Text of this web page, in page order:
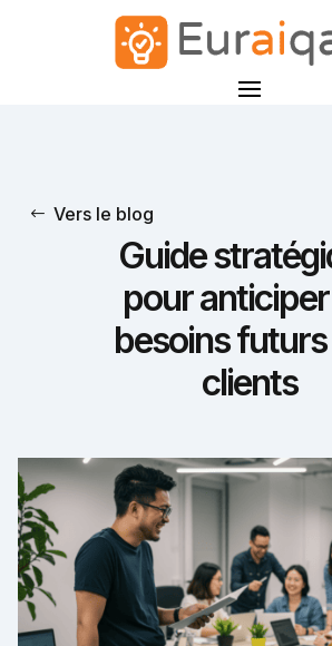
Vers le blog
Guide
pour
besoins
clients